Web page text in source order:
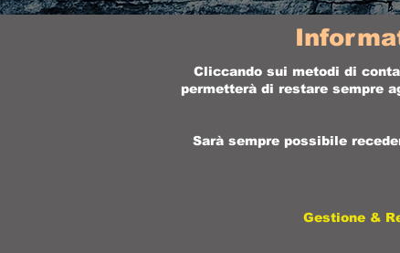
Cliccando sui metodi di
permetterà di restare sempre
Sarà sempre possibile
Gestione &